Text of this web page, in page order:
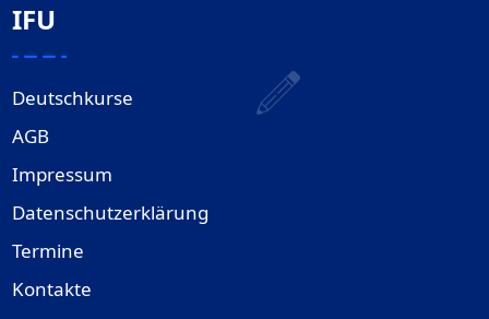
IFU
Deutschkurse
AGB
Impressum
Datenschutzerklärung
Termine
Kontakte